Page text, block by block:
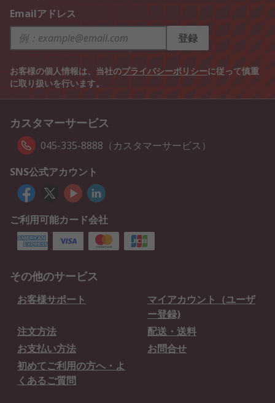
Emailアドレス
登録
お客様の個人情報は、当社のプライバシーポリシーに従って慎重
に取り扱いを行います。
カスタマーサービス
045-335-8888（カスタマーサービス）
SNS公式アカウント
ご利用可能カード会社
その他のサービス
お客様サポート
マイアカウント（ユーザ
ー登録)
注文方法
配送・送料
お支払い方法
お問合せ
初めてご利用の方へ・よ
くあるご質問